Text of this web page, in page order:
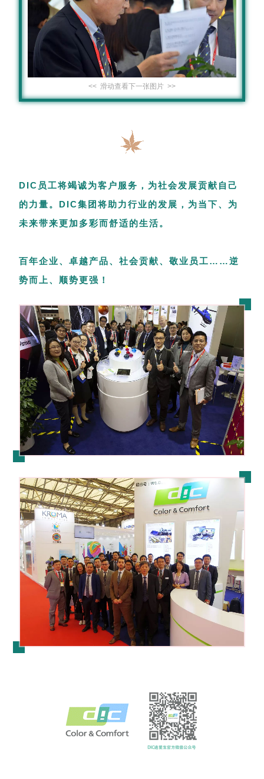
<< 滑动查看下一张图片 >>
DIC员工将竭诚为客户服务，为社会发展贡献自己
的力量。DIC集团将助力行业的发展，为当下、为
未来带来更加多彩而舒适的生活。
百年企业、卓越产品、社会贡献、敬业员工……逆
势而上、顺势更强！